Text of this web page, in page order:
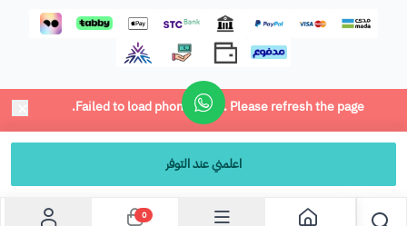
اعلمني عند التوفر
0